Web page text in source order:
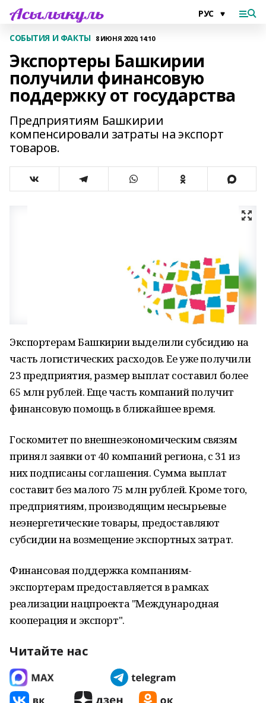
СОБЫТИЯ И ФАКТЫ 8 ИЮНЯ 2020, 14:10
Экспортеры Башкирии
получили финансовую
поддержку от государства
Предприятиям Башкирии
компенсировали затраты на экспорт
товаров.
Экспортерам Башкирии выделили субсидию на
часть логистических расходов. Ее уже получили
23 предприятия, размер выплат составил более
65 млн рублей. Еще часть компаний получит
финансовую помощь в ближайшее время.
Госкомитет по внешнеэкономическим связям
принял заявки от 40 компаний региона, с 31 из
них подписаны соглашения. Сумма выплат
составит без малого 75 млн рублей. Кроме того,
предприятиям, производящим несырьевые
неэнергетические товары, предоставляют
субсидии на возмещение экспортных затрат.
Финансовая поддержка компаниям-
экспортерам предоставляется в рамках
реализации нацпроекта "Международная
кооперация и экспорт".
Читайте нас